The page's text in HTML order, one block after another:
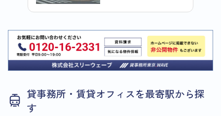
貸事務所・賃貸オフィスを最寄駅から探
す